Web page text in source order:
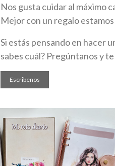
Nos gusta cuidar al máximo
Mejor con un regalo
Si estás pensando en hacer
sabes cuál? Pregúntanos y
Escribenos